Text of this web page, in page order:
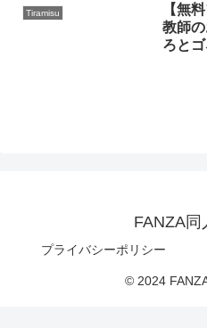
Tiramisu
【無
教師
ろと
FANZA同
プライバシーポリシー
© 2024